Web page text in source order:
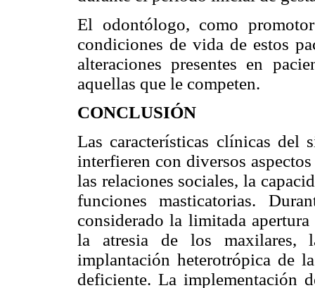
El odontólogo, como
condiciones de vida de estos
alteraciones presentes en
aquellas que le competen.
CONCLUSIÓN
Las características clínicas del
interfieren con diversos
las relaciones sociales, la
funciones masticatorias.
considerado la limitada
la atresia de los maxilares,
implantación heterotrópica de
deficiente. La implementación